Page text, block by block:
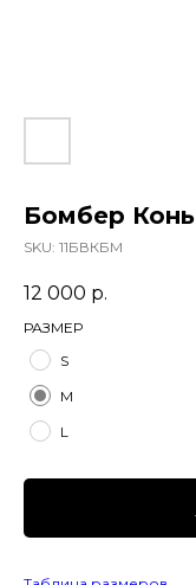
Бомбер Конь
SKU: 11БВКБM
12 000 р.
РАЗМЕР
S
M
L